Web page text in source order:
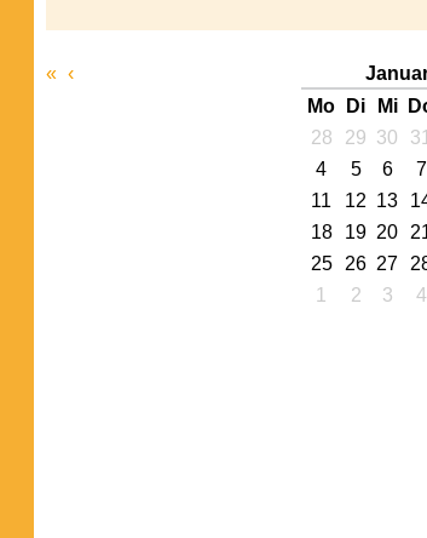
« ‹
Mo
Di Mi
28
29 30 31
4
5 6 7
11
12 13
18
19 20
25
26 27
1
2 3 4